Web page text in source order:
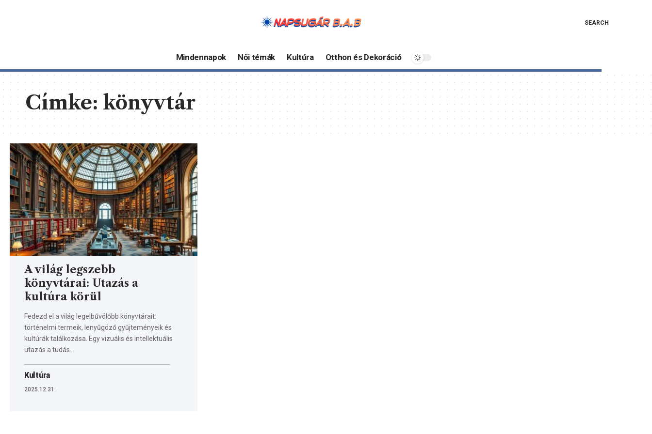
SEARCH
Mindennapok Női témák Kultúra Otthon és Dekoráció
Címke: könyvtár
A világ legszebb
könyvtárai: Utazás a
kultúra körül
Fedezd el a világ legelbűvölőbb könyvtárait:
történelmi termeik, lenyűgöző gyűjteményeik és
kultúrák találkozása. Egy vizuális és intellektuális
utazás a tudás…
Kultúra
2025.12.31.